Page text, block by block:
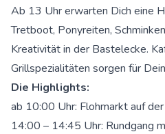
Ab 13 Uhr erwarten Dich eine
Tretboot, Ponyreiten,
Kreativität in der Bastelecke.
Grillspezialitäten sorgen für
Die Highlights:
ab 10:00 Uhr: Flohmarkt auf
14:00 – 14:45 Uhr: Rundgang